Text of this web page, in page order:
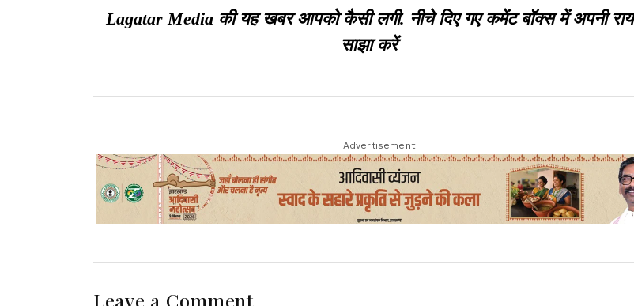
Lagatar Media की यह खबर आपको कैसी लगी. नीचे दिए गए कमेंट बॉक्स में अपनी राय
साझा करें
Advertisement
Leave a Comment